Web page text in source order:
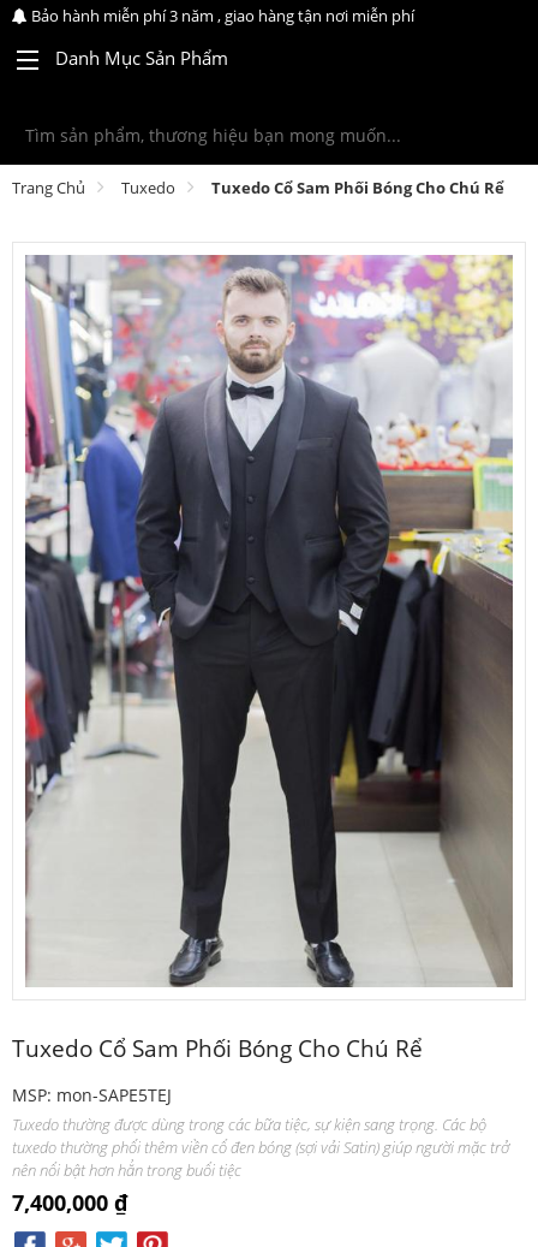
Bảo hành miễn phí 3 năm , giao hàng tận nơi miễn phí
Danh Mục Sản Phẩm
Trang Chủ Tuxedo Tuxedo Cổ Sam Phối Bóng Cho Chú Rể
Tuxedo Cổ Sam Phối Bóng Cho Chú Rể
MSP: mon-SAPE5TEJ
Tuxedo thường được dùng trong các bữa tiệc, sự kiện sang trọng. Các bộ
tuxedo thường phối thêm viền cổ đen bóng (sợi vải Satin) giúp người mặc trở
nên nổi bật hơn hẳn trong buổi tiệc
7,400,000 ₫